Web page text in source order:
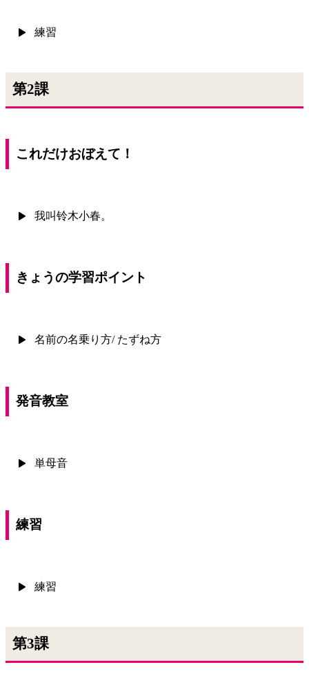
練習
第2課
これだけおぼえて！
我叫铃木小春。
きょうの学習ポイント
名前の名乗り方/ たずね方
発音教室
単母音
練習
練習
第3課